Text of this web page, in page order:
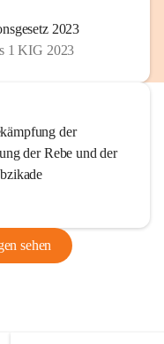
2023
1 KIG 2023
der
der Rebe und der
sehen